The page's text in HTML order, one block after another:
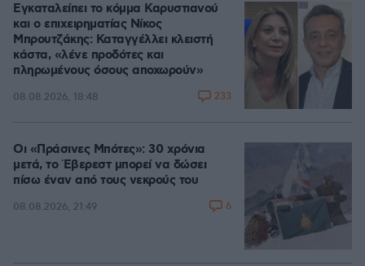
Εγκαταλείπει το κόμμα Καρυστιανού
και ο επιχειρηματίας Νίκος
Μπρουτζάκης: Καταγγέλλει κλειστή
κάστα, «λένε προδότες και
πληρωμένους όσους αποχωρούν»
08.08.2026, 18:48 233
Οι «Πράσινες Μπότες»: 30 χρόνια
μετά, το Έβερεστ μπορεί να δώσει
πίσω έναν από τους νεκρούς του
08.08.2026, 21:49 6